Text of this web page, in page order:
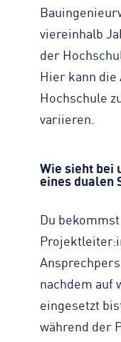
viereinhalb
der
Hier kann die
Hochschule
variieren.
Wie sieht bei
eines dualen
Du
nachdem auf
eingesetzt
während der